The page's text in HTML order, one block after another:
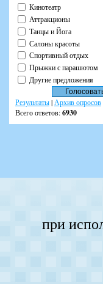
Кинотеатр
Аттракционы
Танцы и Йога
Салоны красоты
Спортивный отдых
Прыжки с парашютом
Другие предложения
Результаты| Архив опросов
Всего ответов:6930
при